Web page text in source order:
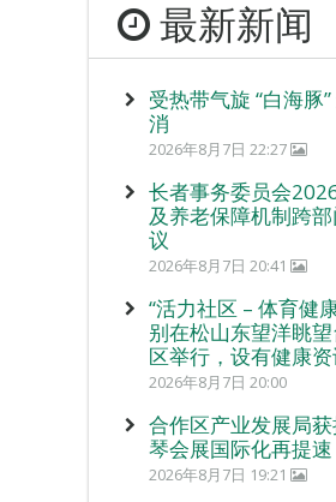
最新新闻
受热带气旋 “白海
消
2026年8月7日 22:27
长者事务委员会
及养老保障机制跨
议
2026年8月7日 20:41
“活力社区 – 体育健
别在松山东望洋眺
区举行，设有健康
2026年8月7日 20:00
合作区产业发展局
琴会展国际化再提速
2026年8月7日 19:21